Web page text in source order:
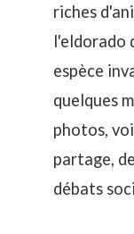
riches
l'eldorado
espèce
quelques
photos,
partage,
débats